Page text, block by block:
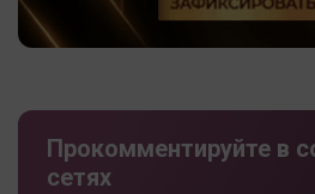
Прокомментируйте в
сетях